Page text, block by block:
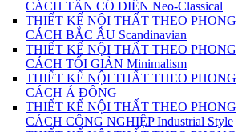
CÁCH TÂN CỔ ĐIỂN Neo-Classical
THIẾT KẾ NỘI THẤT THEO PHONG
CÁCH BẮC ÂU Scandinavian
THIẾT KẾ NỘI THẤT THEO PHONG
CÁCH TỐI GIẢN Minimalism
THIẾT KẾ NỘI THẤT THEO PHONG
CÁCH Á ĐÔNG
THIẾT KẾ NỘI THẤT THEO PHONG
CÁCH CÔNG NGHIỆP Industrial Style